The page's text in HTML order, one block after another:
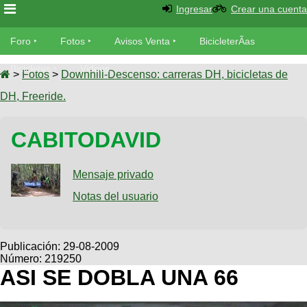
Foro
Foro
TÃ©cnica
Fotos
tu foto
Galeria
XC
Viajes
Descenso
SUBÃ
tu
Buscar
Ultimos
Fotos
BicicleterÃ­
as
Bicicletas
Tandem
Videos
Cicloturismo
Ingresar Crear una cuenta
Foro Fotos Avisos Venta BicicleterÃ­as
Bicicletas Videos
> Fotos > Downhill-Descenso: carreras DH, bicicletas de
DH, Freeride.
CABITODAVID
Mensaje privado
Notas del usuario
Publicación: 29-08-2009
Número: 219250
ASI SE DOBLA UNA 66